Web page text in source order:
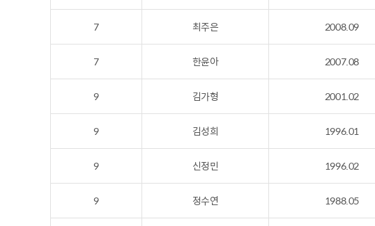
7 최주은 2008.09
7 한윤아 2007.08
9 김가형 2001.02
9 김성희 1996.01
9 신정민 1996.02
9 정수연 1988.05